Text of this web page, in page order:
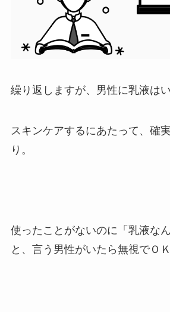
繰り返しますが、 男性に乳液は
スキンケアするにあたって、確
り。
使ったことがないのに「乳液な
と、言う男性がいたら無視でＯＫ